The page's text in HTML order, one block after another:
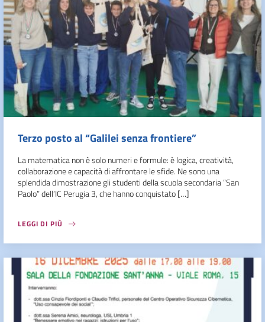
Terzo posto al “Galilei senza frontiere”
La matematica non è solo numeri e formule: è logica, creatività,
collaborazione e capacità di affrontare le sfide. Ne sono una
splendida dimostrazione gli studenti della scuola secondaria “San
Paolo” dell’IC Perugia 3, che hanno conquistato […]
LEGGI DI PIÙ